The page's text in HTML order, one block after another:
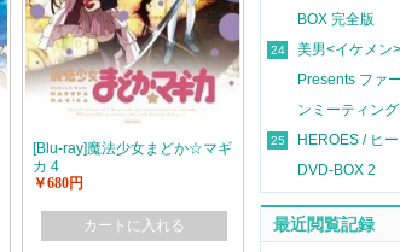
[Blu-ray]魔法少女まどか☆マギ
カ 4
￥680円
カートに入れる
BOX 完全版
24
美男<イケメン
Presents ファ
ンミーティン
25
HEROES / ヒ
DVD-BOX 2
最近閲覧記録